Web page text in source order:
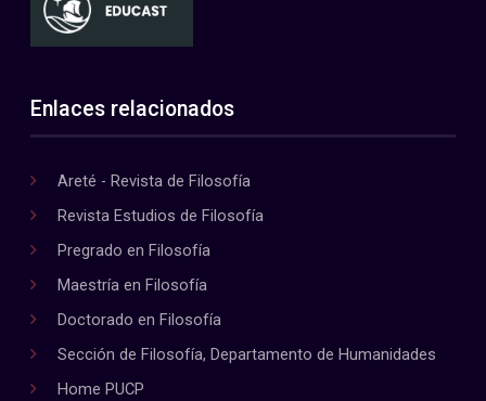
Enlaces relacionados
Areté - Revista de Filosofía
Revista Estudios de Filosofía
Pregrado en Filosofía
Maestría en Filosofía
Doctorado en Filosofía
Sección de Filosofía, Departamento de Humanidades
Home PUCP